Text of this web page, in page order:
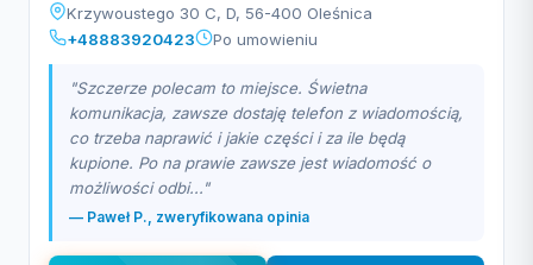
Krzywoustego 30 C, D, 56-400 Oleśnica
+48883920423
Po umowieniu
"Szczerze polecam to miejsce. Świetna
komunikacja, zawsze dostaję telefon z wiadomością,
co trzeba naprawić i jakie części i za ile będą
kupione. Po na prawie zawsze jest wiadomość o
możliwości odbi..."
— Paweł P., zweryfikowana opinia